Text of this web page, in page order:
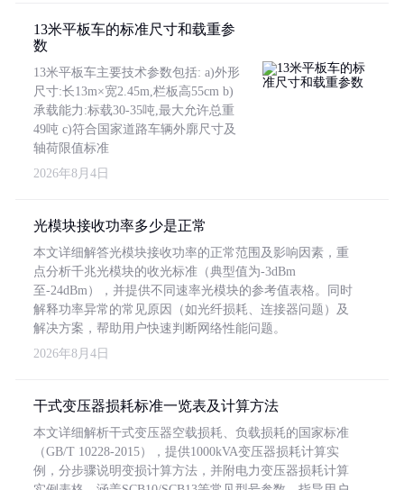
13米平板车的标准尺寸和载重参
数
13米平板车主要技术参数包括: a)外形
尺寸:长13m×宽2.45m,栏板高55cm b)
承载能力:标载30-35吨,最大允许总重
49吨 c)符合国家道路车辆外廓尺寸及
轴荷限值标准
2026年8月4日
光模块接收功率多少是正常
本文详细解答光模块接收功率的正常范围及影响因素，重
点分析千兆光模块的收光标准（典型值为-3dBm
至-24dBm），并提供不同速率光模块的参考值表格。同时
解释功率异常的常见原因（如光纤损耗、连接器问题）及
解决方案，帮助用户快速判断网络性能问题。
2026年8月4日
干式变压器损耗标准一览表及计算方法
本文详细解析干式变压器空载损耗、负载损耗的国家标准
（GB/T 10228-2015），提供1000kVA变压器损耗计算实
例，分步骤说明变损计算方法，并附电力变压器损耗计算